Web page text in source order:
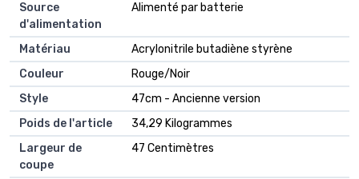
Source
d'alimentation
Alimenté par batterie
Matériau
Acrylonitrile butadiène styrène
Couleur
Rouge/Noir
Style
47cm - Ancienne version
Poids de l'article
34,29 Kilogrammes
Largeur de
coupe
47 Centimètres